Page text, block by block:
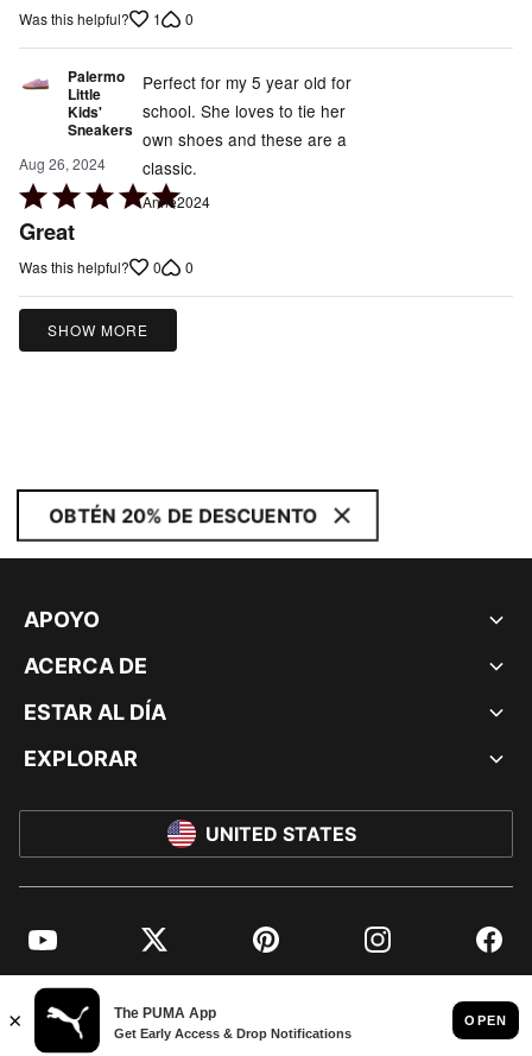
of
Was this helpful? 1 0
Palermo
Little
Kids'
Sneakers
Aug 26, 2024
Rated
5
of
5
Great
Perfect for my 5 year old for
school. She loves to tie her
own shoes and these are a
classic.
Anne2024
Was this helpful? 0 0
SHOW MORE
OBTÉN 20% DE DESCUENTO
APOYO
ACERCA DE
ESTAR AL DÍA
EXPLORAR
UNITED STATES
YouTube Twitter Pinterest Instagram
© PUMA NORTH AMERICA, INC.
IMPRINT AND LEGAL DATA